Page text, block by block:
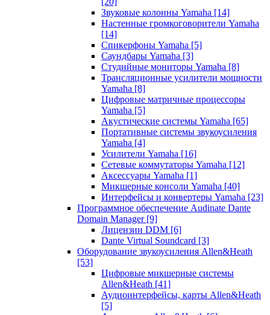
Звуковые колонны Yamaha [14]
Настенные громкоговорители Yamaha
[14]
Спикерфоны Yamaha [5]
Саундбары Yamaha [3]
Студийные мониторы Yamaha [8]
Трансляционные усилители мощности
Yamaha [8]
Цифровые матричные процессоры
Yamaha [5]
Акустические системы Yamaha [65]
Портативные системы звукоусиления
Yamaha [4]
Усилители Yamaha [16]
Сетевые коммутаторы Yamaha [12]
Аксессуары Yamaha [1]
Микшерные консоли Yamaha [40]
Интерфейсы и конвертеры Yamaha [23]
Программное обеспечение Audinate Dante
Domain Manager [9]
Лицензии DDM [6]
Dante Virtual Soundcard [3]
Оборудование звукоусиления Allen&Heath
[53]
Цифровые микшерные системы
Allen&Heath [41]
Аудиоинтерфейсы, карты Allen&Heath
[5]